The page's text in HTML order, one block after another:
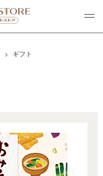
ギフト